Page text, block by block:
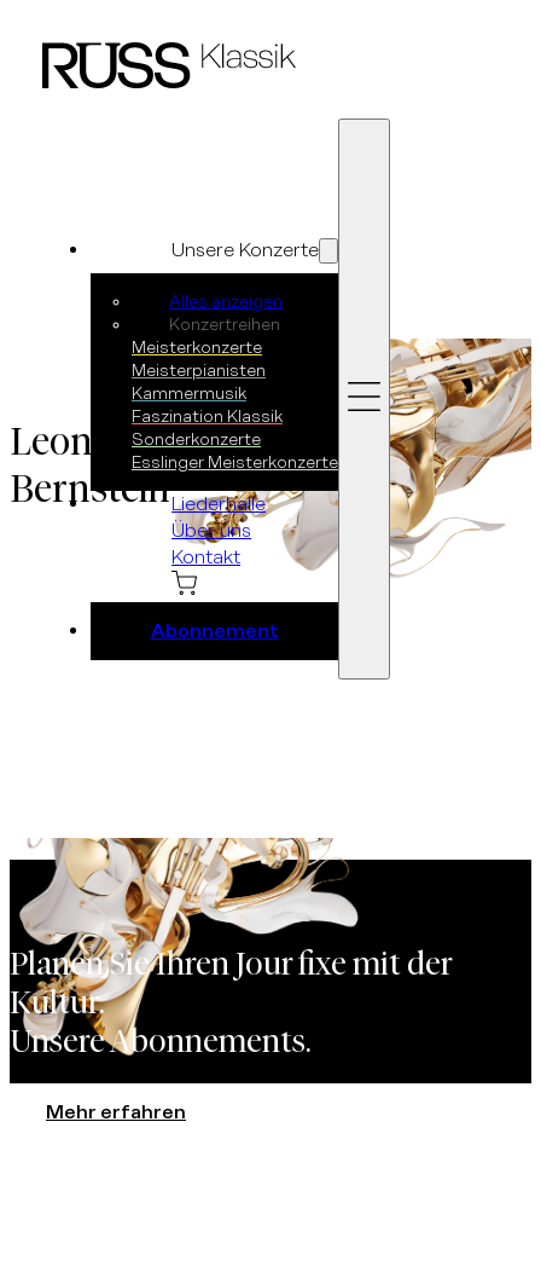
Unsere Konzerte
Alles anzeigen
Konzertreihen
Meisterkonzerte
Meisterpianisten
Kammermusik
Faszination Klassik
Sonderkonzerte
Esslinger Meisterkonzerte
Liederhalle
Über uns
Kontakt
Abonnement
Leonard
Bernstein
Planen Sie Ihren Jour fixe mit der
Kultur.
Unsere Abonnements.
Mehr erfahren